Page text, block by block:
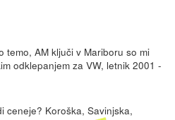
temo, AM ključi v Mariboru so mi
odklepanjem za VW, letnik 2001 -
ceneje? Koroška, Savinjska,